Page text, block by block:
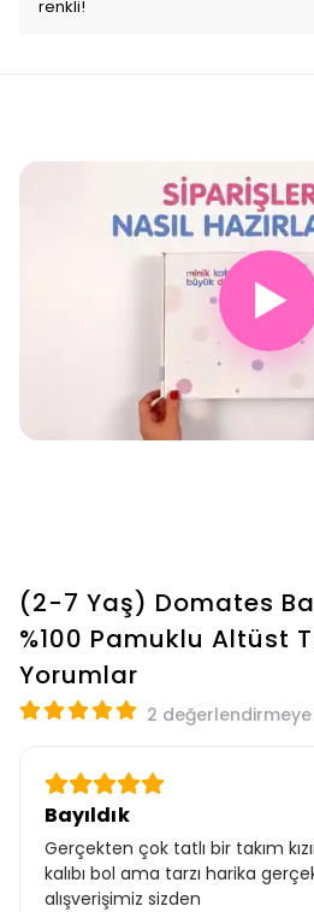
renkli!
▶
(2-7 Yaş) Domates
%100 Pamuklu Altüst
Yorumlar
2
Bayıldık
Gerçekten çok tatlı bir takım
kalıbı bol ama tarzı harika
alışverişimiz sizden